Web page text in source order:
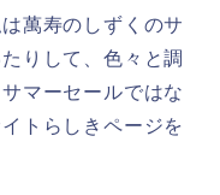
萬寿のしずくのサ
りして、色々と調
マーセールではな
トらしきページを